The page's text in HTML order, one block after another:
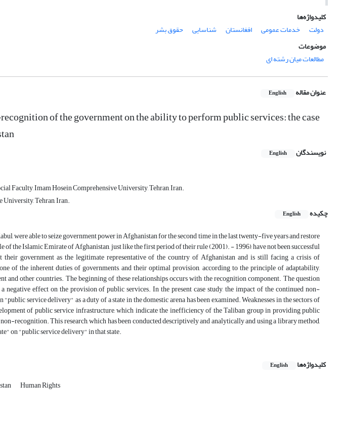
کلیدواژه‌ها
دولت
خدمات عمومی افغانستان شناسایی
حقوق بشر
موضوعات
مطالعات میان رشته ای
عنوان مقاله English
of the government on the ability to perform public services: the case
نویسندگان English
Faculty, Imam Hosein Comprehensive University, Tehran, Iran.
Tehran, Iran.
چکیده
English
were able to seize government power in Afghanistan for the second time in the last twenty-five years and restore
the Islamic Emirate of Afghanistan, just like the first period of their rule (2001). - 1996), have not been successful
government as the legitimate representative of the country of Afghanistan and is still facing a crisis of
of the inherent duties of governments, and their optimal provision, according to the principle of adaptability,
and other countries. The beginning of these relationships occurs with the recognition component. The question
negative effect on the provision of public services. In the present case study, the impact of the continued non-
service delivery" as a duty of a state in the domestic arena has been examined. Weaknesses in the sectors of
of public service infrastructure, which indicate the inefficiency of the Taliban group in providing public
recognition. This research, which has been conducted descriptively and analytically and using a library method,
on "public service delivery" in that state.
کلیدواژه‌ها English
Human Rights